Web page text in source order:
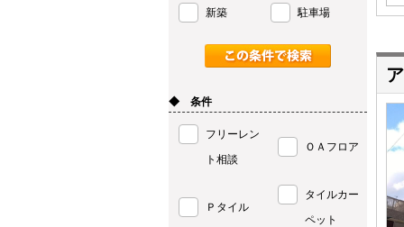
新築 駐車場
◆ 条件
フリーレン
ト相談
ＯＡフロア
Ｐタイル
タイルカー
ペット